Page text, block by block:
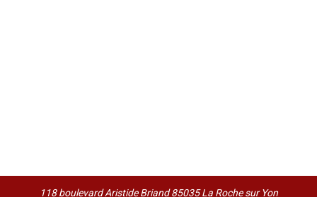
118 boulevard Aristide Briand 85035 La Roche sur Yon